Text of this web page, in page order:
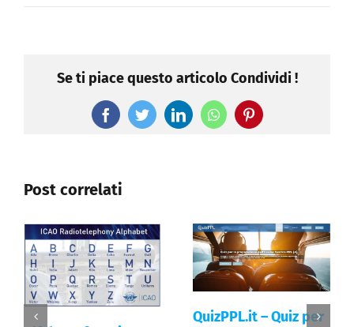
Se ti piace questo articolo Condividi !
FacebookTwitterLinkedInWhatsAppPinterest
Post correlati
QuizPPL.it – Quiz per